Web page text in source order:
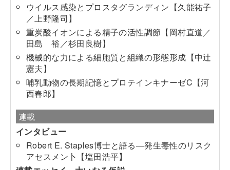
ウイルス感染とプロスタグランディン【久能祐子
／上野隆司】
重炭酸イオンによる精子の活性調節【岡村直道／
田島 裕／杉田良樹】
機械的な力による細胞質と組織の形態形成【中辻
憲夫】
哺乳動物の長期記憶とプロテインキナーゼC【河
西春郎】
連載
インタビュー
Robert E. Staples博士と語る―発生毒性のリスク
アセスメン卜【塩田浩平】